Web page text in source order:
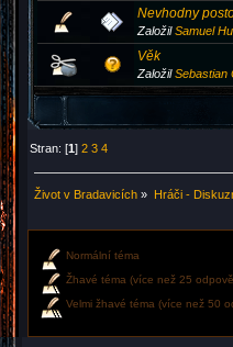
Nevhodny
ZaložilSamuel
Věk
ZaložilSebastian
Stran: [1]2 3 4
Život v Bradavicích » Hráči -
Normální téma
Žhavé téma (více než 25
Velmi žhavé téma (více než 50